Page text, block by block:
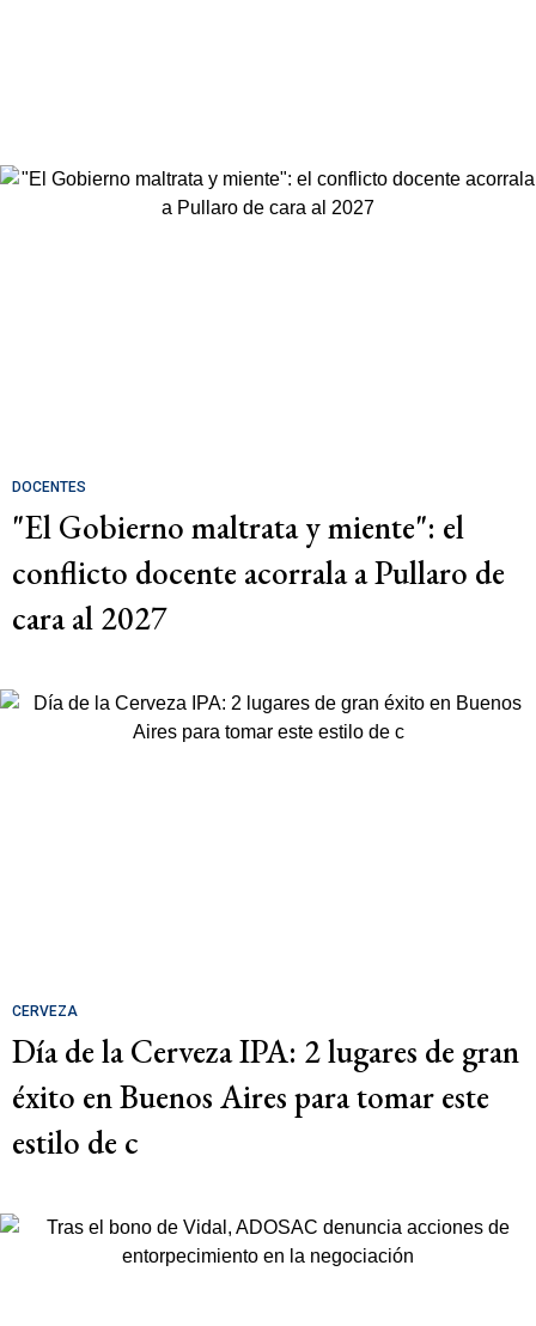
DOCENTES
"El Gobierno maltrata y miente": el
conflicto docente acorrala a Pullaro de
cara al 2027
CERVEZA
Día de la Cerveza IPA: 2 lugares de gran
éxito en Buenos Aires para tomar este
estilo de c